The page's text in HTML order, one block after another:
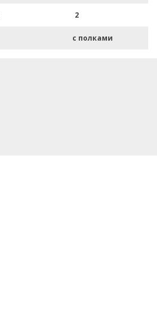
2
с полками